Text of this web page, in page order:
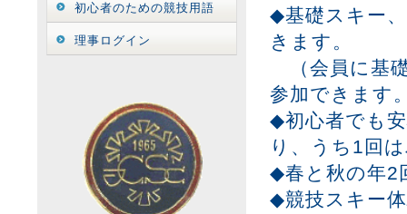
◆基礎スキー
きます。
（会員に基
参加できます
◆初心者でも
り、うち1回
◆春と秋の年2
◆競技スキー
初心者のための競技用語
理事ログイン